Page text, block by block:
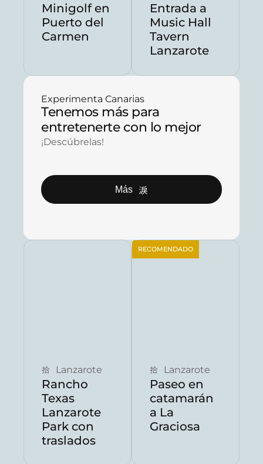
Minigolf en
Puerto del
Carmen
Entrada a
Music Hall
Tavern
Lanzarote
Experimenta Canarias
Tenemos más para
entretenerte con lo mejor
¡Descúbrelas!
Más
Lanzarote
Rancho
Texas
Lanzarote
Park con
traslados
RECOMENDADO
Lanzarote
Paseo en
catamarán
a La
Graciosa